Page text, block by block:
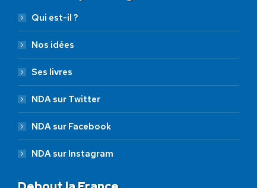
Qui est-il ?
Nos idées
Ses livres
NDA sur Twitter
NDA sur Facebook
NDA sur Instagram